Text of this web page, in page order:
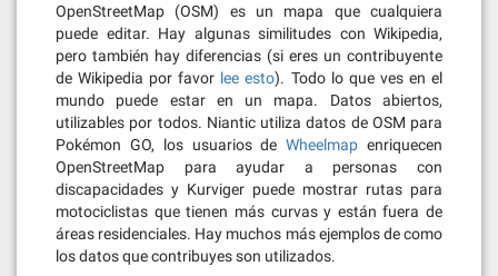
OpenStreetMap (OSM) es un mapa que cualquiera
puede editar. Hay algunas similitudes con Wikipedia,
pero también hay diferencias (si eres un contribuyente
de Wikipedia por favor lee esto). Todo lo que ves en el
mundo puede estar en un mapa. Datos abiertos,
utilizables por todos. Niantic utiliza datos de OSM para
Pokémon GO, los usuarios deWheelmap enriquecen
OpenStreetMap para ayudar a personas con
discapacidades y Kurviger puede mostrar rutas para
motociclistas que tienen más curvas y están fuera de
áreas residenciales. Hay muchos más ejemplos de como
los datos que contribuyes son utilizados.